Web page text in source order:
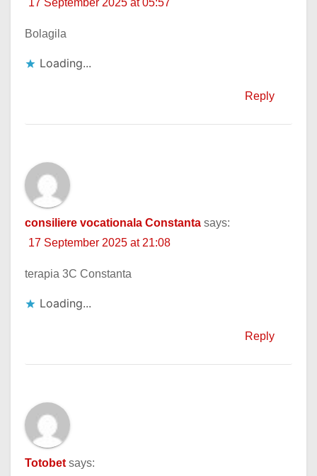
17 September 2025 at 05:57
Bolagila
Loading...
Reply
consiliere vocationala Constanta says:
17 September 2025 at 21:08
terapia 3C Constanta
Loading...
Reply
Totobet says: